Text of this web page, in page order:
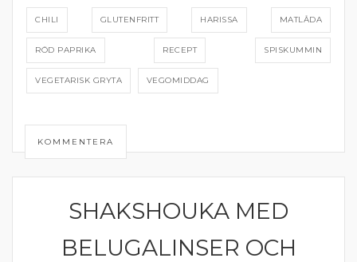
CHILI GLUTENFRITT HARISSA MATLÅDA
RÖD PAPRIKA RECEPT SPISKUMMIN
VEGETARISK GRYTA VEGOMIDDAG
KOMMENTERA
KOMFORTMATSHAKSHOUKA MED
BELUGALINSER OCH